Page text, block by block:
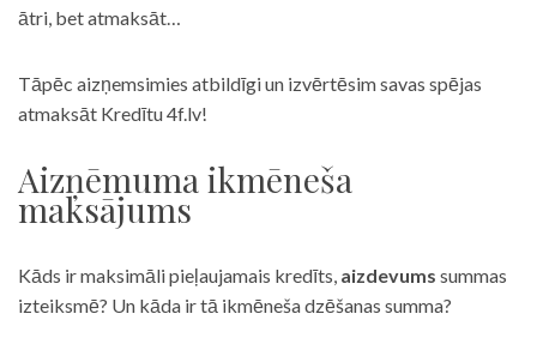
ātri, bet atmaksāt…
Tāpēc aizņemsimies atbildīgi un izvērtēsim savas spējas
atmaksāt Kredītu 4f.lv!
Aizņēmuma ikmēneša
maksājums
Kāds ir maksimāli pieļaujamais kredīts, aizdevums summas
izteiksmē? Un kāda ir tā ikmēneša dzēšanas summa?